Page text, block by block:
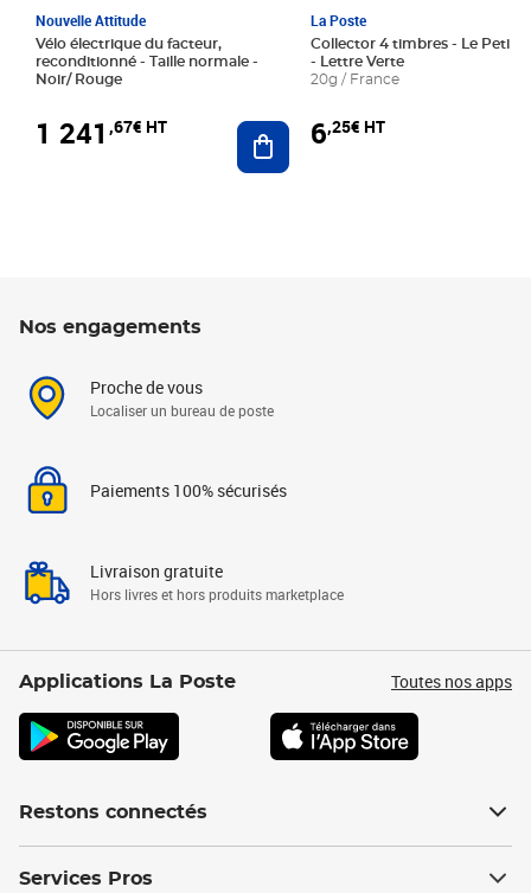
Nouvelle Attitude
Vélo électrique du facteur,
reconditionné - Taille normale -
Noir/ Rouge
1 241 ,67€ HT Ajouter au panier
La Poste
Collector 4 timbres - Le Petit
- Lettre Verte
20g / France
6,25€ HT
Nos engagements
Proche de vous
Localiser un bureau de poste
Paiements 100% sécurisés
Livraison gratuite
Hors livres et hors produits marketplace
Applications La Poste Toutes nos apps
Restons connectés
Services Pros